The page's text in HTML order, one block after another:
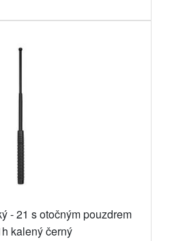
- 21 s otočným pouzdrem
kalený černý